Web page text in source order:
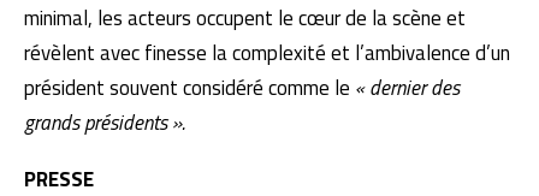
minimal, les acteurs occupent le cœur de la scène et
révèlent avec finesse la complexité et l’ambivalence d’un
président souvent considéré comme le « dernier des
grands présidents ».
PRESSE